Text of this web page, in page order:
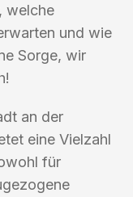
welche
und wie
Sorge, wir
an der
eine Vielzahl
für